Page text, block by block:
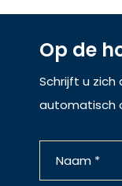
Op de
Schrijft u zich
automatisch